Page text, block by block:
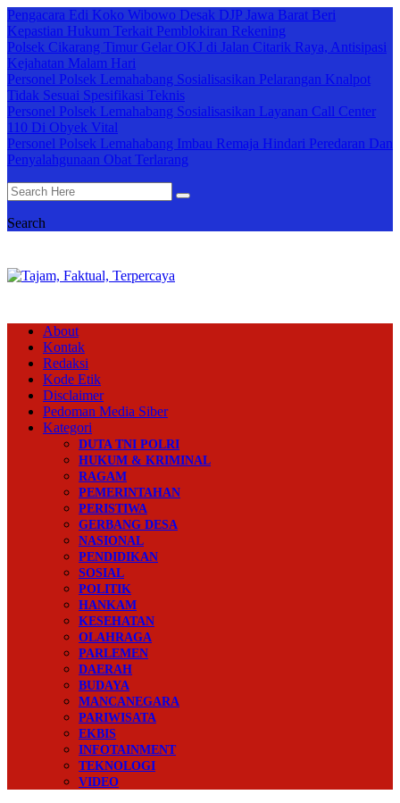
Pengacara Edi Koko Wibowo Desak DJP Jawa Barat Beri
Kepastian Hukum Terkait Pemblokiran Rekening
Polsek Cikarang Timur Gelar OKJ di Jalan Citarik Raya, Antisipasi
Kejahatan Malam Hari
Personel Polsek Lemahabang Sosialisasikan Pelarangan Knalpot
Tidak Sesuai Spesifikasi Teknis
Personel Polsek Lemahabang Sosialisasikan Layanan Call Center
110 Di Obyek Vital
Personel Polsek Lemahabang Imbau Remaja Hindari Peredaran Dan
Penyalahgunaan Obat Terlarang
Search
About
Kontak
Redaksi
Kode Etik
Disclaimer
Pedoman Media Siber
Kategori
DUTA TNI POLRI
HUKUM & KRIMINAL
RAGAM
PEMERINTAHAN
PERISTIWA
GERBANG DESA
NASIONAL
PENDIDIKAN
SOSIAL
POLITIK
HANKAM
KESEHATAN
OLAHRAGA
PARLEMEN
DAERAH
BUDAYA
MANCANEGARA
PARIWISATA
EKBIS
INFOTAINMENT
TEKNOLOGI
VIDEO